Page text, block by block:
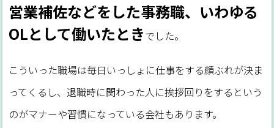
営業補佐などをした事務職、いわゆる
OLとして働いたときでした。
こういった職場は毎日いっしょに仕事をする顔ぶれが決ま
ってくるし、退職時に関わった人に挨拶回りをするという
のがマナーや習慣になっている会社もあります。